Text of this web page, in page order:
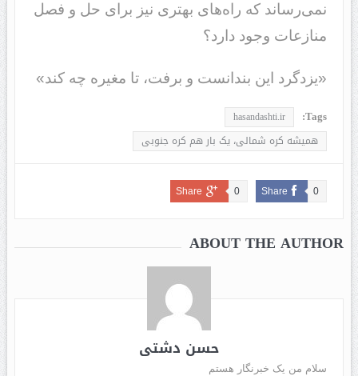
نمی‌رساند که راه‌های بهتری نیز برای حل و فصل
منازعات وجود دارد؟
«یزدگرد این بندانست و برفت، تا مغیره چه کند»
Tags:
hasandashti.ir
همیشه کره شمالی، یک بار هم کره جنوبی
Share 0
Share 0
ABOUT THE AUTHOR
حسن دشتی
سلام من یک خبرنگار هستم